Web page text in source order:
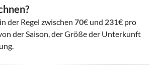
der Regel zwischen 70€ und 231€ pro
der Saison, der Größe der Unterkunft